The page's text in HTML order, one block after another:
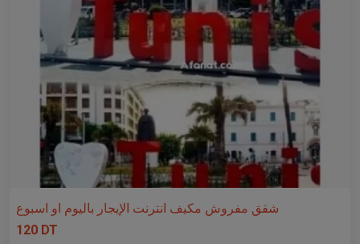
شقق مفروش مكيف انترنت الإيجار باليوم او اسبوع
120 DT